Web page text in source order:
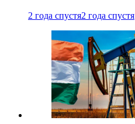
2 года спустя2 года спустя